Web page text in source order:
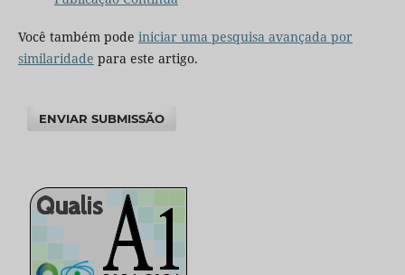
Você também pode iniciar uma pesquisa avançada por
similaridade para este artigo.
ENVIAR SUBMISSÃO